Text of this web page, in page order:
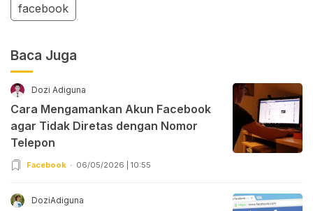
facebook
Baca Juga
Dozi Adiguna
Cara Mengamankan Akun Facebook
agar Tidak Diretas dengan Nomor
Telepon
Facebook 06/05/2026 | 10:55
DoziAdiguna